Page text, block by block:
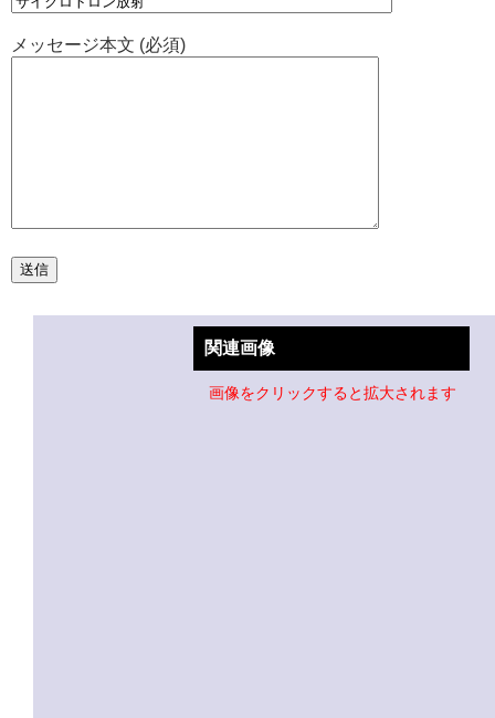
メッセージ本文 (必須)
関連画像
画像をクリックすると拡大されます